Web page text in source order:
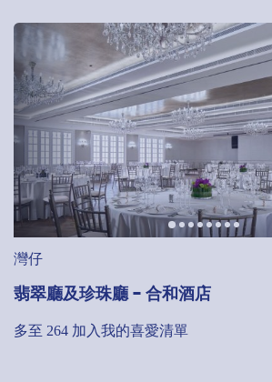
灣仔
翡翠廳及珍珠廳 - 合和酒店
多至 264 加入我的喜愛清單